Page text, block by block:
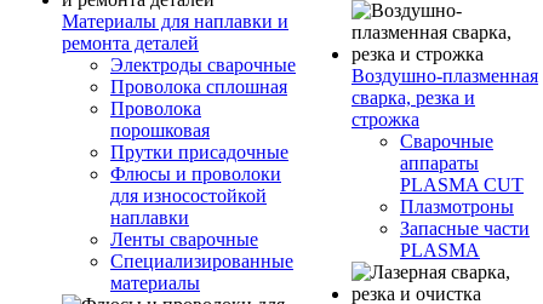
Материалы для наплавки и
ремонта деталей
Электроды сварочные
Проволока сплошная
Проволока
порошковая
Прутки присадочные
Флюсы и проволоки
для износостойкой
наплавки
Ленты сварочные
Специализированные
материалы
Воздушно-плазменная
сварка, резка и
строжка
Сварочные
аппараты
PLASMA CUT
Плазмотроны
Запасные части
PLASMA